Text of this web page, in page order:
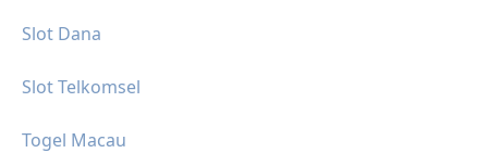
Slot Dana
Slot Telkomsel
Togel Macau